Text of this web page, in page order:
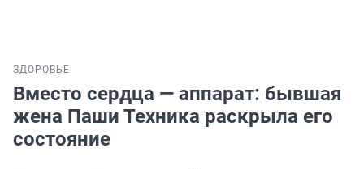
ЗДОРОВЬЕ
Вместо сердца — аппарат: бывшая
жена Паши Техника раскрыла его
состояние